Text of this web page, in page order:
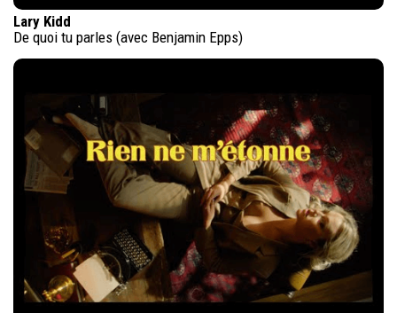
Lary Kidd
De quoi tu parles (avec Benjamin Epps)